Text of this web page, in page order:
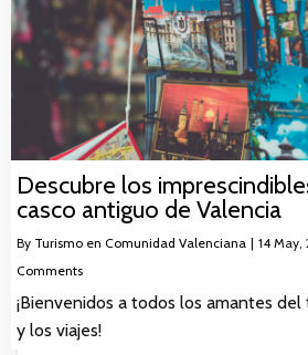
Descubre los
casco antiguo de Valencia
By Turismo en Comunidad Valenciana | 14 May,
Comments
¡Bienvenidos a todos los amantes del
y los viajes!